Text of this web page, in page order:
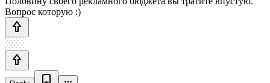
Вопрос которую :)